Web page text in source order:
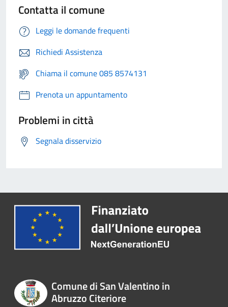
Contatta il comune
Leggi le domande frequenti
Richiedi Assistenza
Chiama il comune 085 8574131
Prenota un appuntamento
Problemi in città
Segnala disservizio
Comune di San Valentino in
Abruzzo Citeriore